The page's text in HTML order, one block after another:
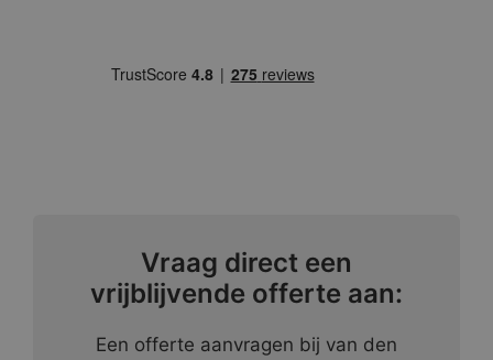
Vraag direct een
vrijblijvende offerte aan:
Een offerte aanvragen bij van den